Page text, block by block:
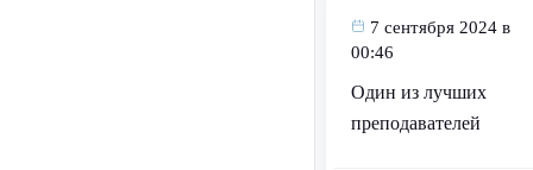
7 сентября 2024 в
00:46
Один из лучших
преподавателей